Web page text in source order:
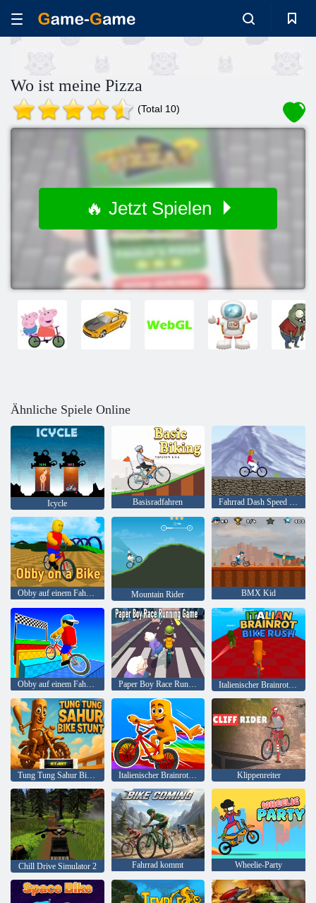
Wo ist meine Pizza
(Total 10)
🔥 Jetzt Spielen
Ähnliche Spiele Online
Icycle Basisradfahren Fahrrad Dash Speed & Balance -Rennen
Obby auf einem Fahrrad Mountain Rider BMX Kid
Obby auf einem Fahrrad Paper Boy Race Running Game Italienischer Brainrot -Fahrradsturm
Tung Tung Sahur Bike Stunt Italienischer Brainrotbike Rush Klippenreiter
Chill Drive Simulator 2 Fahrrad kommt Wheelie-Party